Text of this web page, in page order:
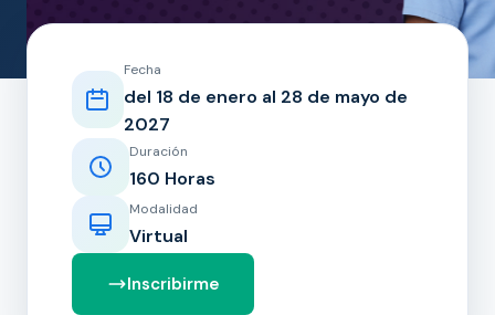
Fecha
del 18 de enero al 28 de mayo de
2027
Duración
160 Horas
Modalidad
Virtual
Inscribirme